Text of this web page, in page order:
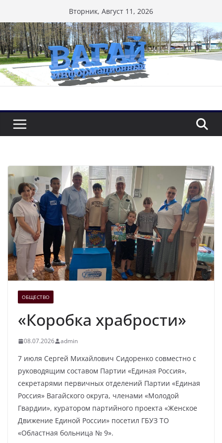
к
содержимому
Вторник, Август 11, 2026
ОБЩЕСТВО
«Коробка храбрости»
08.07.2026 admin
7 июля Сергей Михайлович Сидоренко совместно с
руководящим составом Партии «Единая Россия»,
секретарями первичных отделений Партии «Единая
Россия» Вагайского округа, членами «Молодой
Гвардии», куратором партийного проекта «Женское
Движение Единой России» посетил ГБУЗ ТО
«Областная больница № 9».